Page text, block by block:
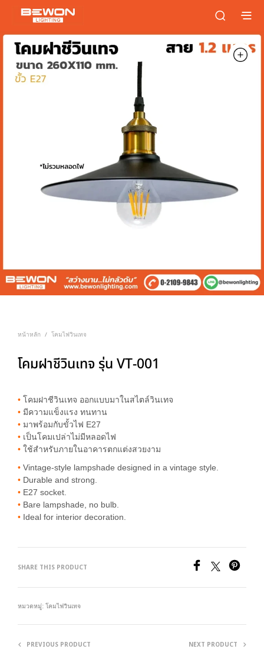
หน้าหลัก / โคมไฟวินเทจ
โคมฝาชีวินเทจ รุ่น VT-001
• โคมฝาชีวินเทจ ออกแบบมาในสไตล์วินเทจ
• มีความแข็งแรง ทนทาน
• มาพร้อมกับขั้วไฟ E27
• เป็นโคมเปล่าไม่มีหลอดไฟ
• ใช้สำหรับภายในอาคารตกแต่งสวยงาม
• Vintage-style lampshade designed in a vintage style.
• Durable and strong.
• E27 socket.
• Bare lampshade, no bulb.
• Ideal for interior decoration.
SHARE THIS PRODUCT
หมวดหมู่: โคมไฟวินเทจ
PREVIOUS PRODUCT NEXT PRODUCT